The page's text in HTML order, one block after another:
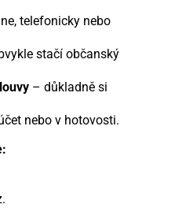
telefonicky nebo
stačí občanský
– důkladně si
nebo v hotovosti.